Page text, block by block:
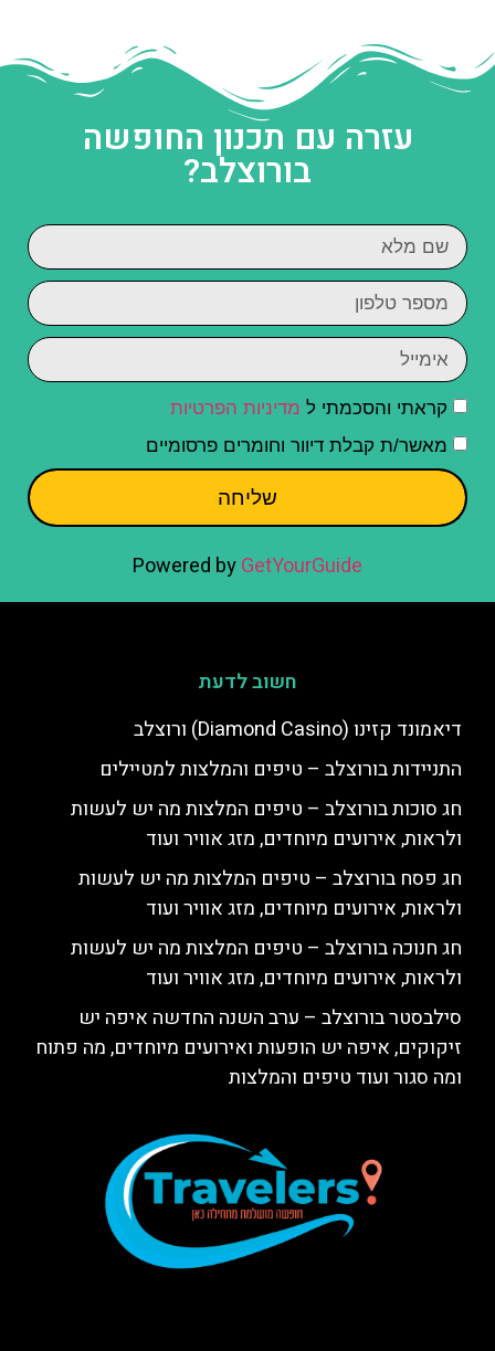
עזרה עם תכנון החופשה
בורוצלב?
קראתי והסכמתי ל מדיניות הפרטיות
מאשר/ת קבלת דיוור וחומרים פרסומיים
שליחה
Powered byGetYourGuide
חשוב לדעת
דיאמונד קזינו (Diamond Casino) ורוצלב
התניידות בורוצלב – טיפים והמלצות למטיילים
חג סוכות בורוצלב – טיפים המלצות מה יש לעשות
ולראות, אירועים מיוחדים, מזג אוויר ועוד
חג פסח בורוצלב – טיפים המלצות מה יש לעשות
ולראות, אירועים מיוחדים, מזג אוויר ועוד
חג חנוכה בורוצלב – טיפים המלצות מה יש לעשות
ולראות, אירועים מיוחדים, מזג אוויר ועוד
סילבסטר בורוצלב – ערב השנה החדשה איפה יש
זיקוקים, איפה יש הופעות ואירועים מיוחדים, מה פתוח
ומה סגור ועוד טיפים והמלצות